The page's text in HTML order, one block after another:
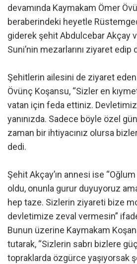
devamında Kaymakam Ömer
beraberindeki heyetle
giderek şehit Abdulcebar Akçay
Suni’nin mezarlarını ziyaret edip
Şehitlerin ailesini de ziyaret
Övünç Koşansu, “Sizler en
vatan için feda ettiniz.
yanınızda. Sadece böyle özel
zaman bir ihtiyacınız olursa
dedi.
Şehit Akçay’ın annesi ise
oldu, onunla gurur duyuyoruz
hep taze. Sizlerin ziyareti bize
devletimize zeval vermesin”
Bunun üzerine Kaymakam
tutarak, “Sizlerin sabrı bizlere
topraklarda özgürce yaşıyorsak